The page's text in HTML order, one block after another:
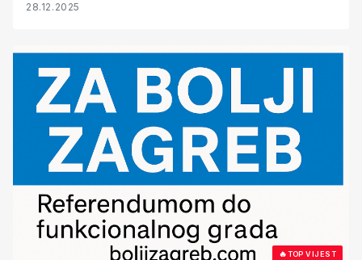
28.12.2025
🔥TOP VIJEST